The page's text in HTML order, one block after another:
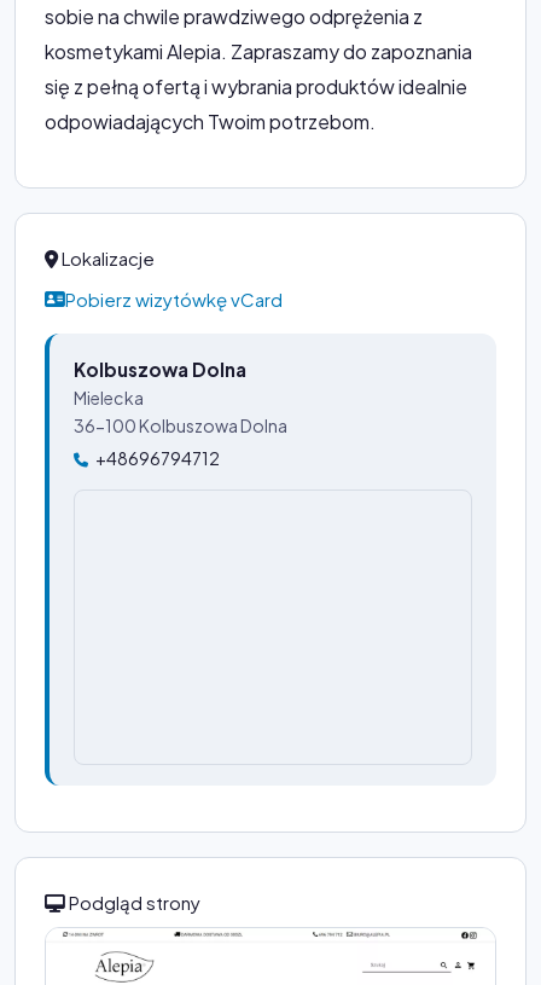
sobie na chwile prawdziwego odprężenia z
kosmetykami Alepia. Zapraszamy do zapoznania
się z pełną ofertą i wybrania produktów idealnie
odpowiadających Twoim potrzebom.
Lokalizacje
Pobierz wizytówkę vCard
Kolbuszowa Dolna
Mielecka
36-100 Kolbuszowa Dolna
+48696794712
Podgląd strony